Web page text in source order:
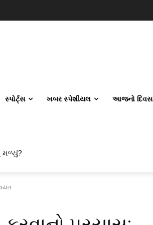
સ્પોર્ટ્સ ખબર સ્પેશીયલ આજનો દિવસ
કરી રહ્યા છે? IITનો ટ્રેન્ડ બદલાઈ ગયો છે
મળ્યું?